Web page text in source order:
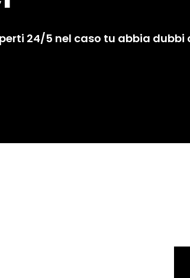
24/5 nel caso tu abbia